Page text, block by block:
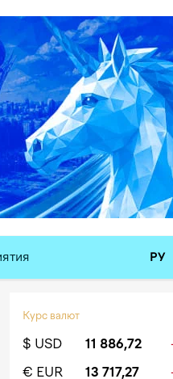
РУ
Курс валют
$ USD 11 886,72
€ EUR
13 717,27